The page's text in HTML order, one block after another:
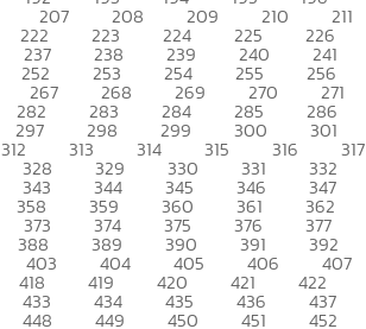
207 208 209 210 211
222 223 224 225 226
237 238 239 240 241
252 253 254 255 256
267 268 269 270 271
282 283 284 285 286
297 298 299 300 301
312 313 314 315 316 317
328 329 330 331 332
343 344 345 346 347
358 359 360 361 362
373 374 375 376 377
388 389 390 391 392
403 404 405 406 407
418 419 420 421 422
433 434 435 436 437
448 449 450 451 452